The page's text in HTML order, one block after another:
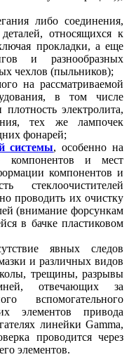
либо соединения,
относящихся к
прокладки, а еще
и разнообразных
чехлов (пыльников);
на рассматриваемой
в том числе
электролита,
тех же лампочек
фонарей;
системы, особенно на
компонентов и мест
компонентов и
стеклоочистителей
проводить их очистку
(внимание форсункам
в бачке пластиковом
явных следов
и различных видов
трещины, разрывы
отвечающих за
вспомогательного
элементов привода
линейки Gamma,
проводится через
элементов.